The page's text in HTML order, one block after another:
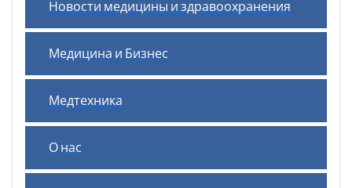
Новости медицины и здравоохранения
Медицина и Бизнес
Медтехника
О нас